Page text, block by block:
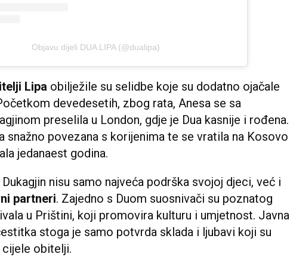
Objavu dijeli DUA LIPA (@dualipa)
Lipa obilježile su selidbe koje su dodatno ojačale
devedesetih, zbog rata, Anesa se sa
preselila u London, gdje je Dua kasnije i rođena.
snažno povezana s korijenima te se vratila na Kosovo
jedanaest godina.
Dukagjin nisu samo najveća podrška svojoj djeci, već i
partneri. Zajedno s Duom suosnivači su poznatog
u Prištini, koji promovira kulturu i umjetnost. Javna
stoga je samo potvrda sklada i ljubavi koji su
obitelji.